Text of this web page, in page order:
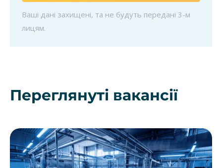
Ваші дані захищені, та не будуть передані 3-м
лицям.
Переглянуті вакансії